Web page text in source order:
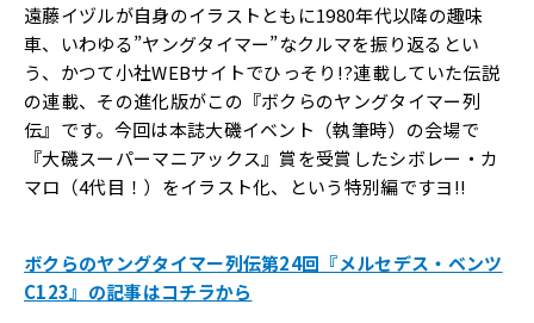
遠藤イヅルが自身のイラストともに1980年代以降の趣味
車、いわゆる”ヤングタイマー”なクルマを振り返るとい
う、かつて小社WEBサイトでひっそり!?連載していた伝説
の連載、その進化版がこの『ボクらのヤングタイマー列
伝』です。今回は本誌大磯イベント（執筆時）の会場で
『大磯スーパーマニアックス』賞を受賞したシボレー・カ
マロ（4代目！）をイラスト化、という特別編ですヨ!!
ボクらのヤングタイマー列伝第24回『メルセデス・ベンツ
C123』の記事はコチラから